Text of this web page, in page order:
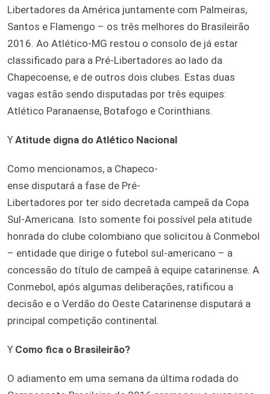
Libertadores da América juntamente com Palmeiras,
Santos e Flamengo – os três melhores do Brasileirão
2016. Ao Atlético-MG restou o consolo de já estar
classificado para a Pré-Libertadores ao lado da
Chapecoense, e de outros dois clubes. Estas duas
vagas estão sendo disputadas por três equipes:
Atlético Paranaense, Botafogo e Corinthians.
ϒ Atitude digna do Atlético Nacional
Como mencionamos, a Chapeco-
ense disputará a fase de Pré-
Libertadores por ter sido decretada campeã da Copa
Sul-Americana. Isto somente foi possível pela atitude
honrada do clube colombiano que solicitou à Conmebol
– entidade que dirige o futebol sul-americano – a
concessão do título de campeã à equipe catarinense. A
Conmebol, após algumas deliberações, ratificou a
decisão e o Verdão do Oeste Catarinense disputará a
principal competição continental.
ϒ Como fica o Brasileirão?
O adiamento em uma semana da última rodada do